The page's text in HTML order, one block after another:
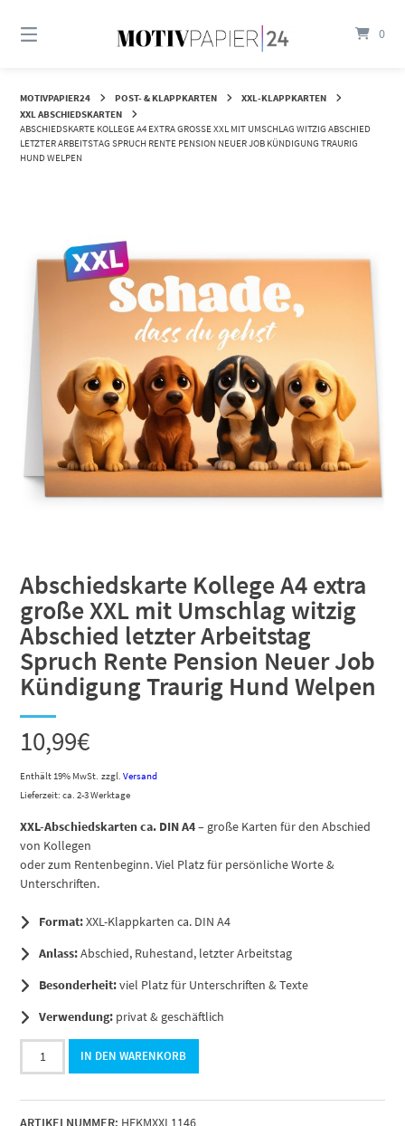
zum
0
MOTIVPAPIER24 POST- & KLAPPKARTEN
XXL-KLAPPKARTEN
XXL ABSCHIEDSKARTEN
ABSCHIEDSKARTE KOLLEGE A4 EXTRA GROSSE XXL MIT UMSCHLAG WITZIG ABSCHIED L
ETZTER ARBEITSTAG SPRUCH RENTE PENSION NEUER JOB KÜNDIGUNG TRAURIG H
UND WELPEN
Abschiedskarte Kollege A4 extra
große XXL mit Umschlag witzig
Abschied letzter Arbeitstag
Spruch Rente Pension Neuer Job
Kündigung Traurig Hund Welpen
10,99€
Enthält 19% MwSt. zzgl.Versand
Lieferzeit: ca. 2-3 Werktage
XXL-Abschiedskarten ca. DIN A4– große Karten für den Abschied
von Kollegen
oder zum Rentenbeginn. Viel Platz für persönliche Worte &
Unterschriften.
Format:XXL-Klappkarten ca. DIN A4
Anlass:Abschied, Ruhestand, letzter Arbeitstag
Besonderheit:viel Platz für Unterschriften & Texte
Verwendung: privat & geschäftlich
Abschiedskarte
Kollege
extra
IN DEN WARENKORB
ARTIKELNUMMER: HEKMXXL1146